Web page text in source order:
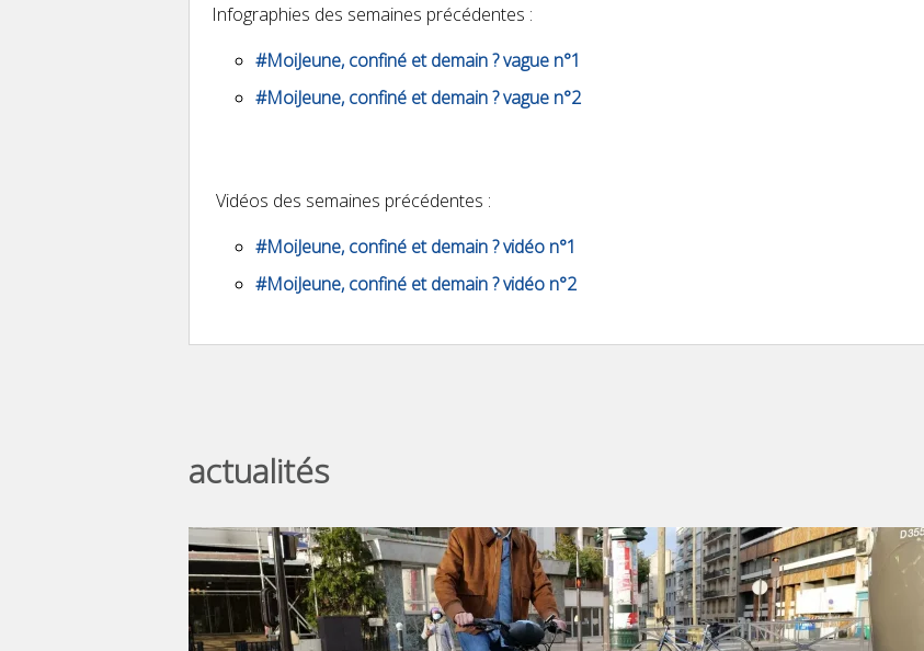
Infographies des semaines précédentes :
#MoiJeune, confiné et demain ? vague n°1
#MoiJeune, confiné et demain ? vague n°2
Vidéos des semaines précédentes :
#MoiJeune, confiné et demain ? vidéo n°1
#MoiJeune, confiné et demain ? vidéo n°2
actualités